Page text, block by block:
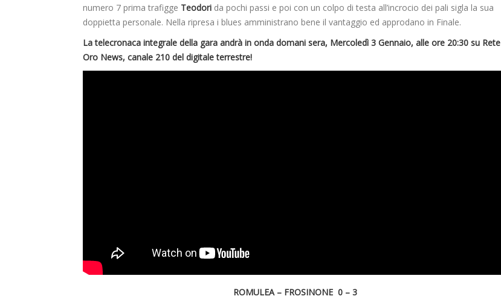
numero 7 prima trafigge Teodori da pochi passi e poi con un colpo di testa all’incrocio dei pali sigla la sua
doppietta personale. Nella ripresa i blues amministrano bene il vantaggio ed approdano in Finale.
La telecronaca integrale della gara andrà in onda domani sera, Mercoledì 3 Gennaio, alle ore 20:30 su Rete
Oro News, canale 210 del digitale terrestre!
ROMULEA – FROSINONE 0 – 3